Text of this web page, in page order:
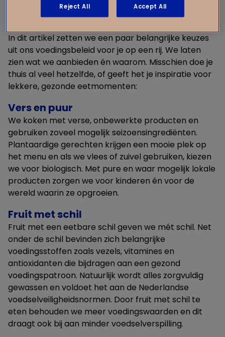
gezond eten lekker, leuk en vanzelfsprekend kan zijn.
In dit artikel zetten we een paar belangrijke keuzes
uit ons voedingsbeleid voor je op een rij. We laten
zien wat we aanbieden én waarom. Misschien doe je
thuis al veel hetzelfde, of geeft het je inspiratie voor
lekkere, gezonde eetmomenten:
Vers en puur
We koken met verse, onbewerkte producten en
gebruiken zoveel mogelijk seizoensingrediënten.
Plantaardige gerechten krijgen een mooie plek op
het menu en als we vlees of zuivel gebruiken, kiezen
we voor biologisch. Met pure en waar mogelijk lokale
producten zorgen we voor kinderen én voor de
wereld waarin ze opgroeien.
Fruit met schil
Fruit met een eetbare schil geven we mét schil. Net
onder de schil bevinden zich belangrijke
voedingsstoffen zoals vezels, vitamines en
antioxidanten die bijdragen aan een gezond
voedingspatroon. Natuurlijk wordt alles zorgvuldig
gewassen en voldoet het aan de Nederlandse
voedselveiligheidsnormen. Door fruit met schil te
eten behouden we meer voedingswaarden en dit
draagt ook bij aan minder voedselverspilling.
Reject All Accept All